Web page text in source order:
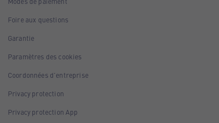
Foire aux questions
Garantie
Paramètres des cookies
Coordonnées d'entreprise
Privacy protection
Privacy protection App